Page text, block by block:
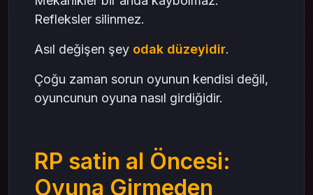
Refleksler silinmez.
Asıl değişen şey odak düzeyidir.
Çoğu zaman sorun oyunun kendisi değil,
oyuncunun oyuna nasıl girdiğidir.
RP satin al Öncesi:
Oyuna Girmeden